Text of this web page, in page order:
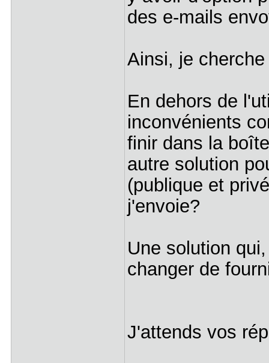
des e-mails
Ainsi, je
En dehors de
inconvénients
finir dans la
autre solution
(publique et
j'envoie?
Une solution
changer de
J'attends vos